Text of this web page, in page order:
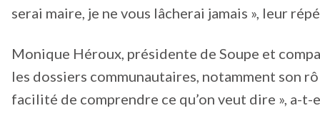
serai maire, je ne vous lâcherai jamais », leur
Monique Héroux, présidente de Soupe et
les dossiers communautaires, notamment son
facilité de comprendre ce qu’on veut dire », a-